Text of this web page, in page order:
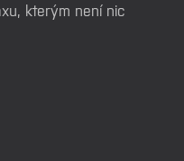
kterým není nic